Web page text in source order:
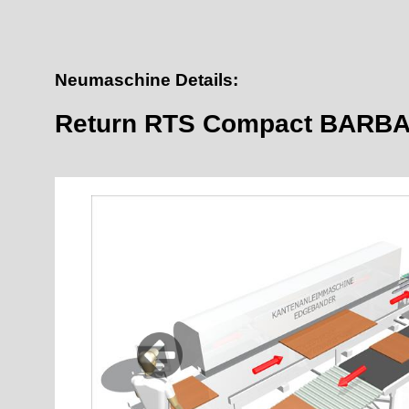
Neumaschine Details:
Return RTS Compact